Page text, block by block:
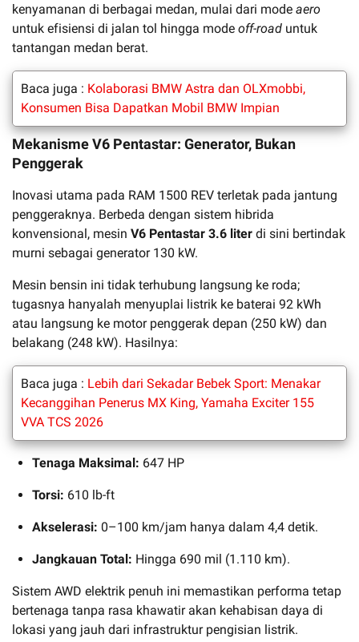
kenyamanan di berbagai medan, mulai dari mode aero
untuk efisiensi di jalan tol hingga mode off-road untuk
tantangan medan berat.
Baca juga : Kolaborasi BMW Astra dan OLXmobbi,
Konsumen Bisa Dapatkan Mobil BMW Impian
Mekanisme V6 Pentastar: Generator, Bukan
Penggerak
Inovasi utama pada RAM 1500 REV terletak pada jantung
penggeraknya. Berbeda dengan sistem hibrida
konvensional, mesin V6 Pentastar 3.6 liter di sini bertindak
murni sebagai generator 130 kW.
Mesin bensin ini tidak terhubung langsung ke roda;
tugasnya hanyalah menyuplai listrik ke baterai 92 kWh
atau langsung ke motor penggerak depan (250 kW) dan
belakang (248 kW). Hasilnya:
Baca juga : Lebih dari Sekadar Bebek Sport: Menakar
Kecanggihan Penerus MX King, Yamaha Exciter 155
VVA TCS 2026
Tenaga Maksimal: 647 HP
Torsi: 610 lb-ft
Akselerasi: 0–100 km/jam hanya dalam 4,4 detik.
Jangkauan Total: Hingga 690 mil (1.110 km).
Sistem AWD elektrik penuh ini memastikan performa tetap
bertenaga tanpa rasa khawatir akan kehabisan daya di
lokasi yang jauh dari infrastruktur pengisian listrik.